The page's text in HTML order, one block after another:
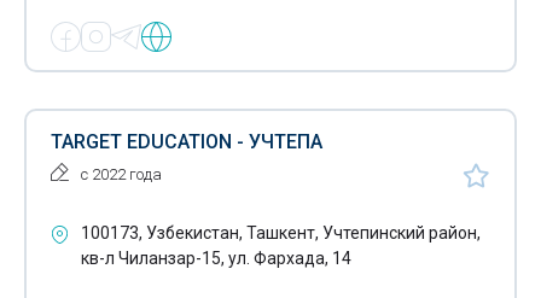
TARGET EDUCATION - УЧТЕПА
с 2022 года
100173, Узбекистан, Ташкент, Учтепинский район,
кв-л Чиланзар-15, ул. Фархада, 14